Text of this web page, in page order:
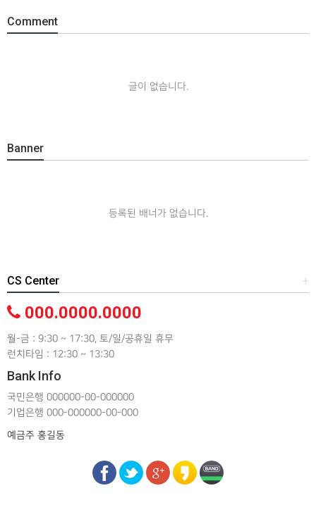
Comment
글이 없습니다.
Banner
등록된 배너가 없습니다.
+
CS Center
000.0000.0000
월-금 : 9:30 ~ 17:30, 토/일/공휴일 휴무
런치타임 : 12:30 ~ 13:30
Bank Info
국민은행 000000-00-000000
기업은행 000-000000-00-000
예금주 홍길동